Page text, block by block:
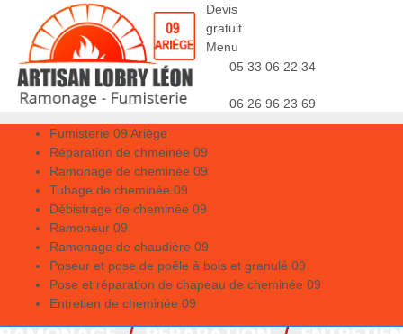
Devis
gratuit
Menu
05 33 06 22 34
06 26 96 23 69
Fumisterie 09 Ariège
Réparation de chmeinée 09
Ramonage de cheminée 09
Tubage de cheminée 09
Débistrage de cheminée 09
Ramoneur 09
Ramonage de chaudière 09
Poseur et pose de poêle à bois et granulé 09
Pose et réparation de chapeau de cheminée 09
Entretien de cheminée 09